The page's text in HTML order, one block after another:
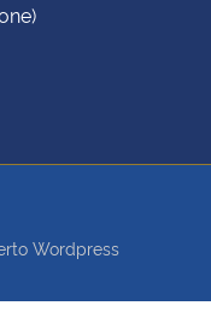
Wordpress